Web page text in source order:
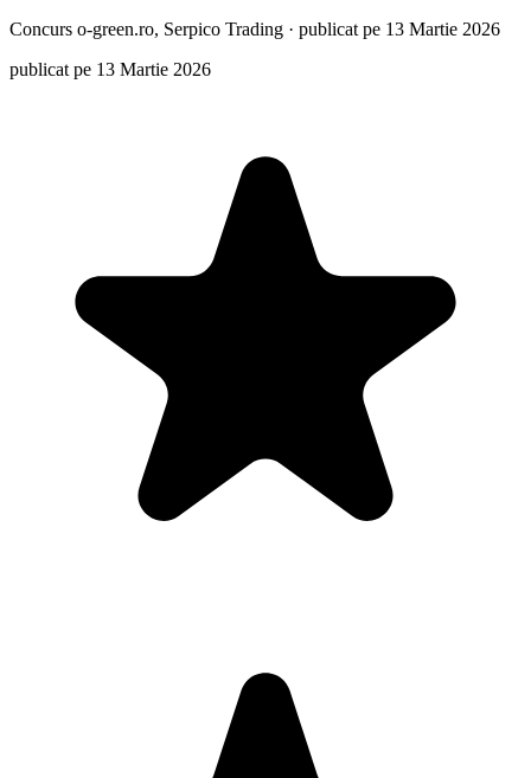
Concurs o-green.ro, Serpico Trading · publicat pe 13 Martie 2026
publicat pe 13 Martie 2026